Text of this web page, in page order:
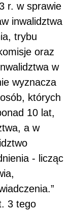
r. w sprawie
inwalidztwa
trybu
oraz
w
wyznacza
których
10 lat,
a w
- licząc
3 tego